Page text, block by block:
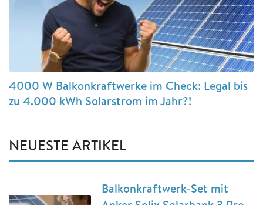
4000 W Balkonkraftwerke im Check: Legal bis
zu 4.000 kWh Solarstrom im Jahr?!
NEUESTE ARTIKEL
Balkonkraftwerk-Set mit